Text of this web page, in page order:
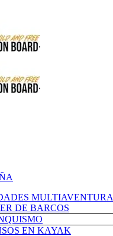
MULTIAVENTURA
DE BARCOS
EN KAYAK